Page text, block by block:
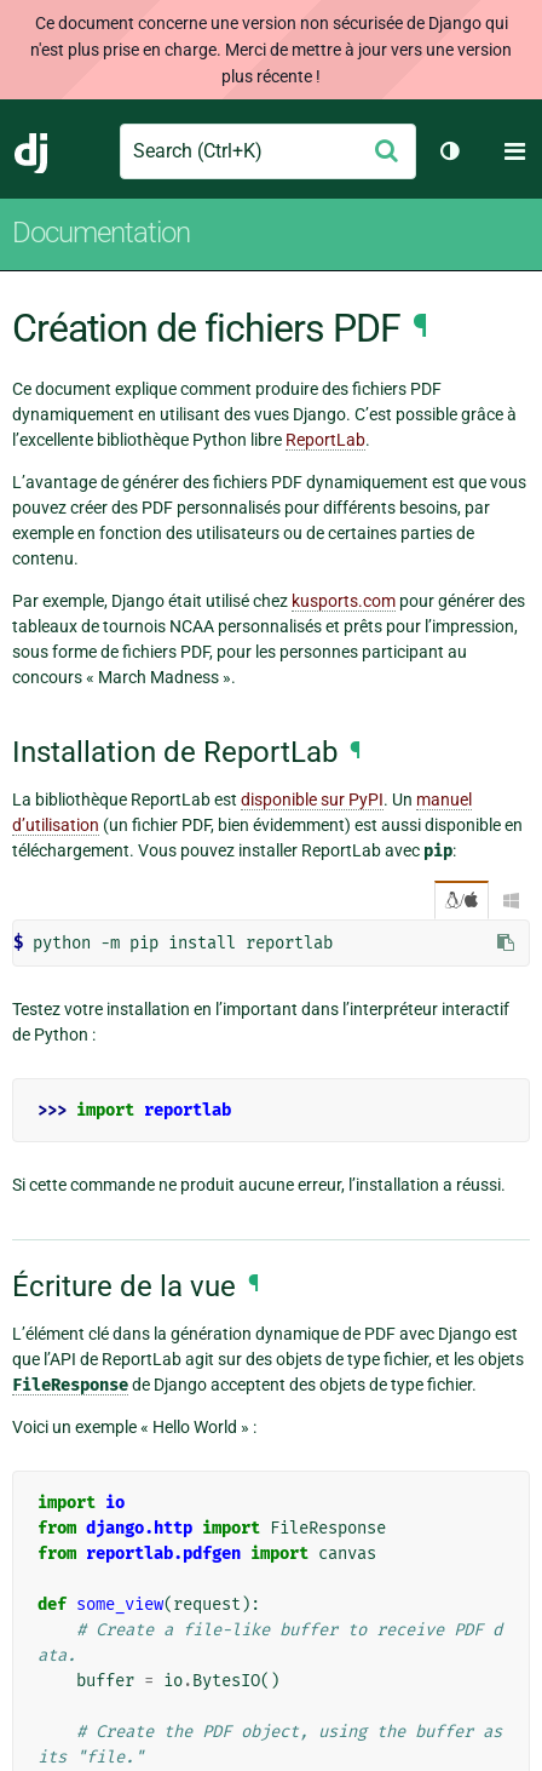
Ce document concerne une version non sécurisée de Django qui
n'est plus prise en charge. Merci de mettre à jour vers une version
plus récente !
Django
Search Envoyer
Changer
Documentation
Création de fichiers PDF ¶
Ce document explique comment produire des fichiers PDF
dynamiquement en utilisant des vues Django. C’est possible grâce à
l’excellente bibliothèque Python libre ReportLab.
L’avantage de générer des fichiers PDF dynamiquement est que vous
pouvez créer des PDF personnalisés pour différents besoins, par
exemple en fonction des utilisateurs ou de certaines parties de
contenu.
Par exemple, Django était utilisé chez kusports.com pour générer des
tableaux de tournois NCAA personnalisés et prêts pour l’impression,
sous forme de fichiers PDF, pour les personnes participant au
concours « March Madness ».
Installation de ReportLab ¶
La bibliothèque ReportLab est disponible sur PyPI. Un manuel
d’utilisation (un fichier PDF, bien évidemment) est aussi disponible en
téléchargement. Vous pouvez installer ReportLab avec pip:
/ 
$
Testez votre installation en l’important dans l’interpréteur interactif
de Python :
>>> import reportlab
Si cette commande ne produit aucune erreur, l’installation a réussi.
Écriture de la vue ¶
L’élément clé dans la génération dynamique de PDF avec Django est
que l’API de ReportLab agit sur des objets de type fichier, et les objets
FileResponsede Django acceptent des objets de type fichier.
Voici un exemple « Hello World » :
import io
from django.http import FileResponse
from reportlab.pdfgen import canvas
def some_view(request ):
# Create a file-like buffer to receive PDF d
ata.
buffer = io.BytesIO()
# Create the PDF object, using the buffer as
its "file."